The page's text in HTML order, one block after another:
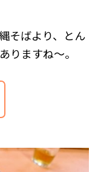
そばより、とん
りますね～。